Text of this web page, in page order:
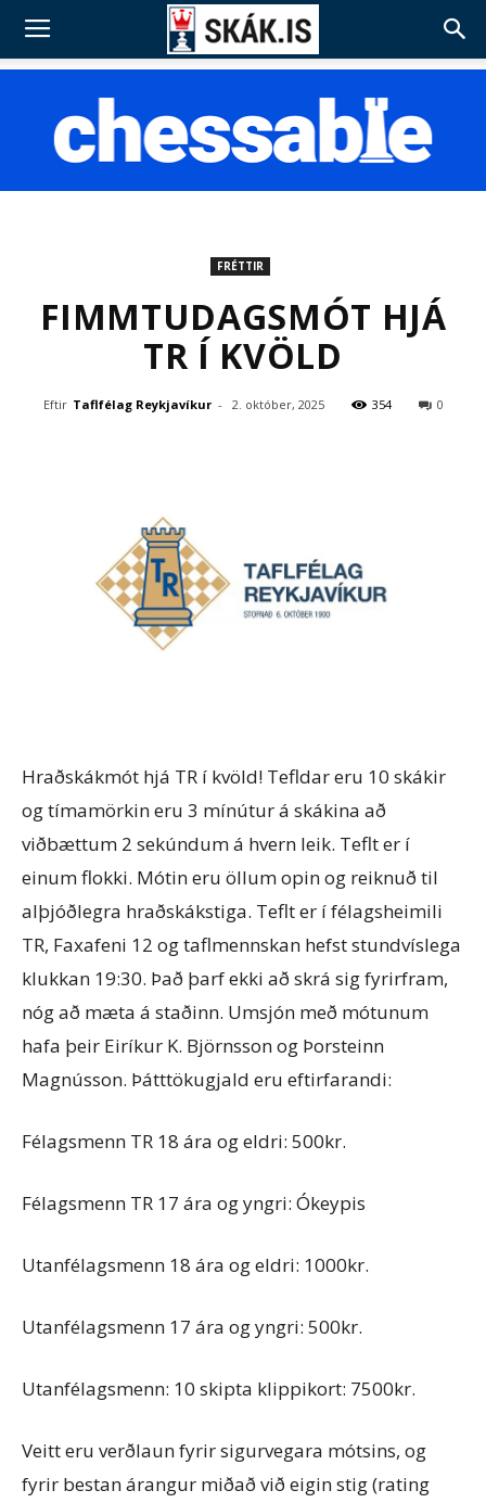
FRÉTTIR
FIMMTUDAGSMÓT HJÁ
TR Í KVÖLD
Eftir Taflfélag Reykjavíkur - 2. október, 2025 354 0
Hraðskákmót hjá TR í kvöld! Tefldar eru 10 skákir
og tímamörkin eru 3 mínútur á skákina að
viðbættum 2 sekúndum á hvern leik. Teflt er í
einum flokki. Mótin eru öllum opin og reiknuð til
alþjóðlegra hraðskákstiga. Teflt er í félagsheimili
TR, Faxafeni 12 og taflmennskan hefst stundvíslega
klukkan 19:30. Það þarf ekki að skrá sig fyrirfram,
nóg að mæta á staðinn. Umsjón með mótunum
hafa þeir Eiríkur K. Björnsson og Þorsteinn
Magnússon. Þátttökugjald eru eftirfarandi:
Félagsmenn TR 18 ára og eldri: 500kr.
Félagsmenn TR 17 ára og yngri: Ókeypis
Utanfélagsmenn 18 ára og eldri: 1000kr.
Utanfélagsmenn 17 ára og yngri: 500kr.
Utanfélagsmenn: 10 skipta klippikort: 7500kr.
Veitt eru verðlaun fyrir sigurvegara mótsins, og
fyrir bestan árangur miðað við eigin stig (rating